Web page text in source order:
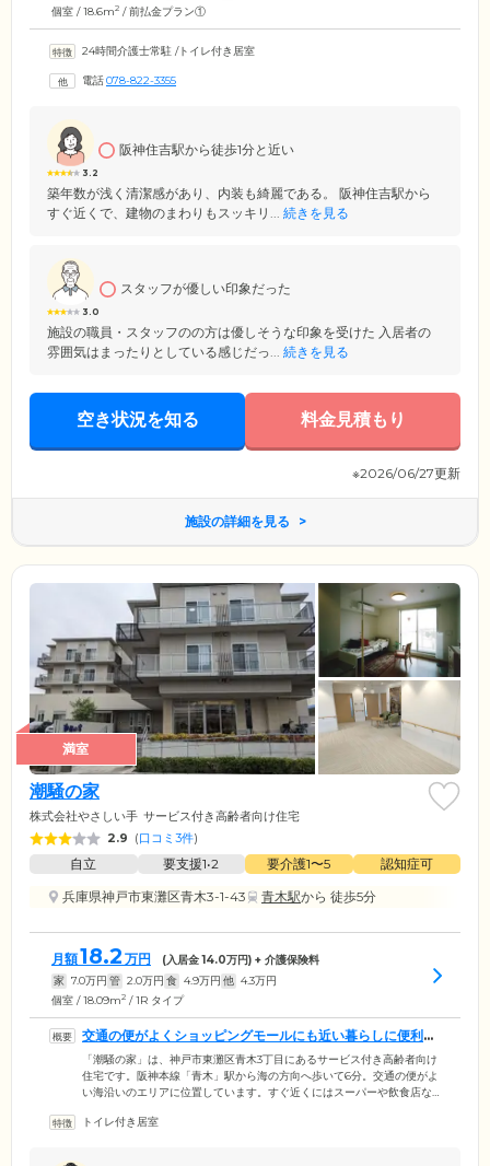
個室 / 18.6m2 / 前払金プラン①
24時間介護士常駐 /トイレ付き居室
電話078-822-3355
3.2
阪神住吉駅から徒歩1分と近い
築年数が浅く清潔感があり、内装も綺麗である。 阪神住吉駅から
すぐ近くで、建物のまわりもスッキリ... 続きを見る
3.0
スタッフが優しい印象だった
施設の職員・スタッフのの方は優しそうな印象を受けた 入居者の
雰囲気はまったりとしている感じだっ... 続きを見る
空き状況を知る 料金見積もり
※2026/06/27更新
施設の詳細を見る
満室
潮騒の家
株式会社やさしい手 サービス付き高齢者向け住宅
2.9 (口コミ3件)
自立 要支援1•2 要介護1〜5
認知症可
兵庫県神戸市東灘区青木3-1-43
青木駅から 徒歩5分
月額18.2 万円 (入居金14.0万円) + 介護保険料
家 7.0万円 管 2.0万円 食 4.9万円 他 4.3万円
個室 / 18.09m2 / 1R タイプ
交通の便がよくショッピングモールにも近い暮らしに便利な
立地です
「潮騒の家」は、神戸市東灘区青木3丁目にあるサービス付き高齢者向け
住宅です。阪神本線「青木」駅から海の方向へ歩いて6分。交通の便がよ
い海沿いのエリアに位置しています。すぐ近くにはスーパーや飲食店な
当施設はご高齢者に安心してお住まいいただけるバリアフリーの賃貸住
トイレ付き居室